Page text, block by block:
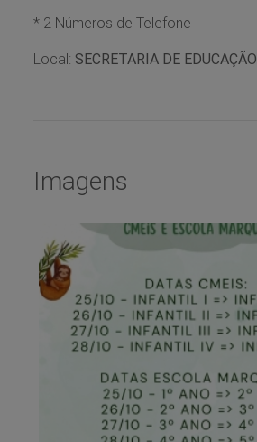
* 2 Números de Telefone
Local: SECRETARIA DE EDUCAÇÃO
Imagens